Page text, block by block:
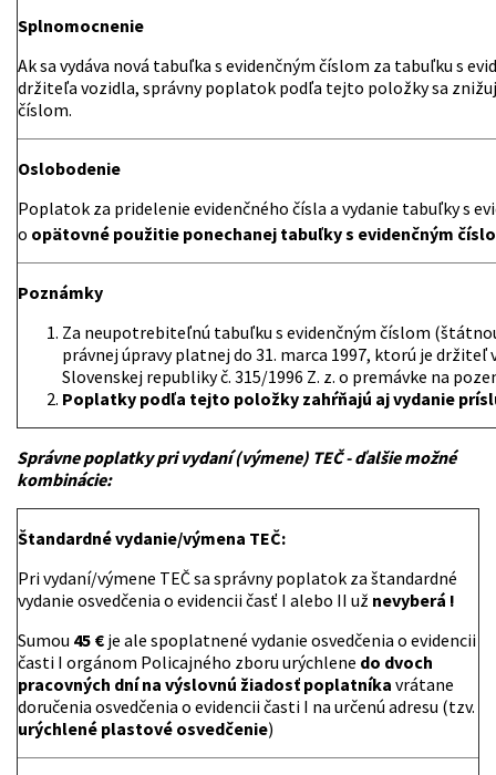
Splnomocnenie
Ak sa vydáva nová tabuľka s evidenčným číslom za tabuľku s
držiteľa vozidla, správny poplatok podľa tejto položky sa
číslom.
Oslobodenie
Poplatok za pridelenie evidenčného čísla a vydanie tabuľky s
o opätovné použitie ponechanej tabuľky s evidenčným
Poznámky
Za neupotrebiteľnú tabuľku s evidenčným číslom
právnej úpravy platnej do 31. marca 1997, ktorú je
Slovenskej republiky č. 315/1996 Z. z. o premávke na
Poplatky podľa tejto položky zahŕňajú aj vydanie
Správne poplatky pri vydaní (výmene) TEČ - ďalšie možné
kombinácie:
Štandardné vydanie/výmena TEČ:
Pri vydaní/výmene TEČ sa správny poplatok za štandardné
vydanie osvedčenia o evidencii časť I alebo II už nevyberá !
Sumou 45 € je ale spoplatnené vydanie osvedčenia o evidencii
časti I orgánom Policajného zboru urýchlene do dvoch
pracovných dní na výslovnú žiadosť poplatníka vrátane
doručenia osvedčenia o evidencii časti I na určenú adresu (tzv.
urýchlené plastové osvedčenie)